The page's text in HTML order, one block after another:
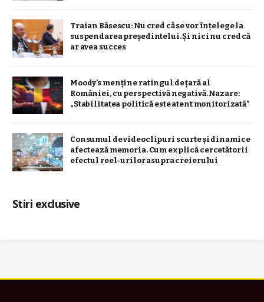
Traian Băsescu: Nu cred că se vor înţelege la
suspendarea preşedintelui. Şi nici nu cred că
ar avea succes
Moody’s menține ratingul de țară al
României, cu perspectivă negativă. Nazare:
„Stabilitatea politică este atent monitorizată”
Consumul de videoclipuri scurte și dinamice
afectează memoria. Cum explică cercetătorii
efectul reel-urilor asupra creierului
Stiri exclusive